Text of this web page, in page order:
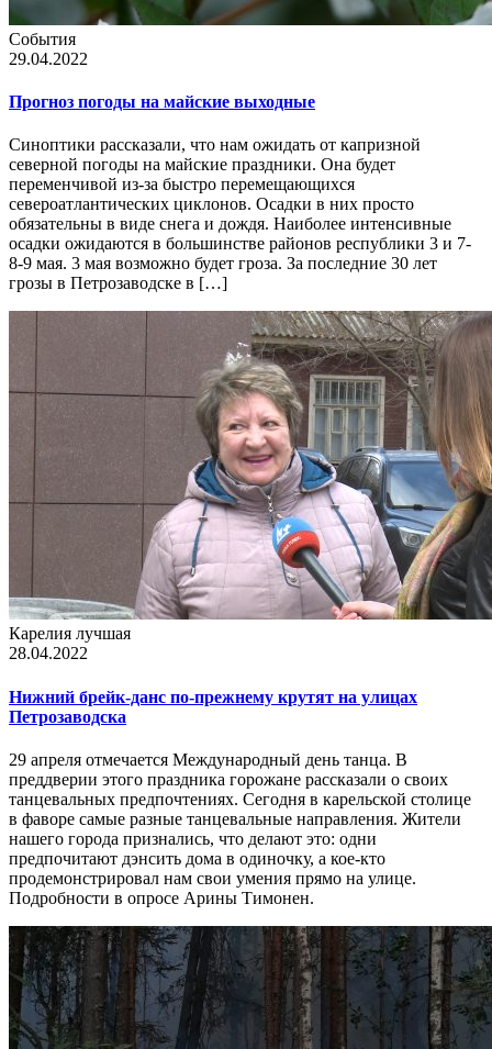
События
29.04.2022
Прогноз погоды на майские выходные
Синоптики рассказали, что нам ожидать от капризной
северной погоды на майские праздники. Она будет
переменчивой из-за быстро перемещающихся
североатлантических циклонов. Осадки в них просто
обязательны в виде снега и дождя. Наиболее интенсивные
осадки ожидаются в большинстве районов республики 3 и 7-
8-9 мая. 3 мая возможно будет гроза. За последние 30 лет
грозы в Петрозаводске в […]
Карелия лучшая
28.04.2022
Нижний брейк-данс по-прежнему крутят на улицах
Петрозаводска
29 апреля отмечается Международный день танца. В
преддверии этого праздника горожане рассказали о своих
танцевальных предпочтениях. Сегодня в карельской столице
в фаворе самые разные танцевальные направления. Жители
нашего города признались, что делают это: одни
предпочитают дэнсить дома в одиночку, а кое-кто
продемонстрировал нам свои умения прямо на улице.
Подробности в опросе Арины Тимонен.